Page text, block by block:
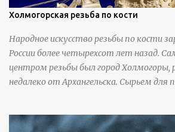
Холмогорская резьба по кости
Народное искусство резьбы по кости
России более четырехсот лет назад.
центром резьбы был город Холмогоры,
недалеко от Архангельска. Сырьем для
облагораживая ее специальной